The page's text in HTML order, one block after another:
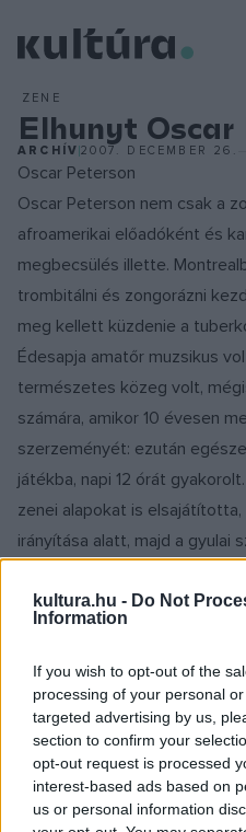
kultura.hu - Do Not
Information
If you wish to opt-out of the
processing of your personal
targeted advertising by us,
section to confirm your
opt-out request is processed
interest-based ads based on
us or personal information
ZENE
Elhunyt Oscar
ARCHÍV2007. DECEMBER 26.
Oscar Peterson
Oscar Peterson nem csak a
afroamerikai előadóként és
megbecsülés illette.
trombitálni és zongorázni
meg kellett küzdenie a
Édesapja amatőr muzsikus
természetes közeg volt,
számára, amikor 10 évesen
szerzeményét: ezután
játékba, napi 12 órát
zenei alapokat is
irányítása alatt, majd a gyulai
Thomán Istvántól tanult a
hagyományokat. Liszt,
könnyed játékra, a
akkordvilágra tanította
kibontakozott. 14 évesen
országos zongoraversenyét,
országos rádióállomások